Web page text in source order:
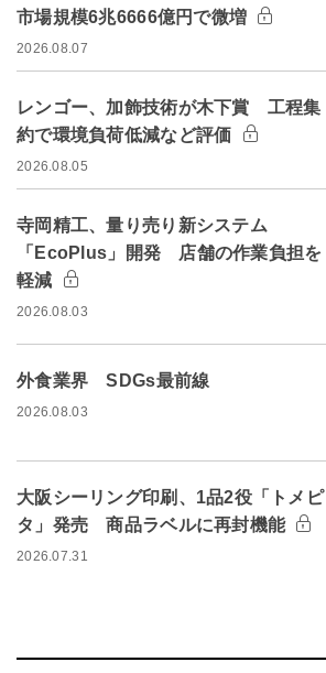
市場規模6兆6666億円で微増
2026.08.07
レンゴー、加飾技術が木下賞 工程集
約で環境負荷低減など評価
2026.08.05
寺岡精工、量り売り新システム
「EcoPlus」開発 店舗の作業負担を
軽減
2026.08.03
外食業界 SDGs最前線
2026.08.03
大阪シーリング印刷、1品2役「トメピ
タ」発売 商品ラベルに再封機能
2026.07.31